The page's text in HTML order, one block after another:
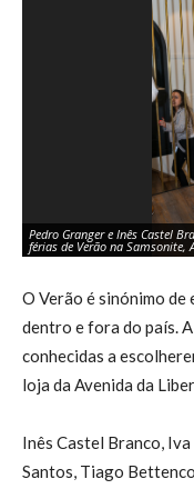
Pedro Granger e Inês Castel
férias de Verão na Samsonite,
O Verão é sinónimo de
dentro e fora do país.
conhecidas a
loja da Avenida da
Inês Castel Branco,
Santos, Tiago